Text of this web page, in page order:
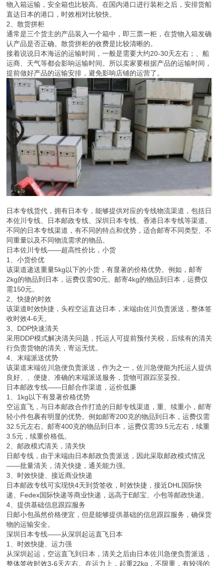
物入箱运输，安全箱也比较高。在国内港口进行装柜之后，安排货船
直达日本的港口，时效相对比较快。
2、散货拼柜
通常是三个货主的产品装入一个箱中，即三票一柜，在货物入箱发确
认产品是否正确。散货拼柜的收费是比较清晰的。
接着说说日本海运的运输时间，一般是需要大约20-30天左右；、船
运商、天气等都会影响运输时间。所以卖家要根据产品的运输时间，
提前做好产品的运输安排，避免影响店铺的运营了。
日本专线货代，拥有日本专，能够提供对应的专线物流渠道，包括日
本佐川专线、日本邮政专线、深圳日本专线、香港日本专线等渠道。
不同的日本专线渠道，有不同的特点和优势，适合邮寄不同类型、不
同重量以及不同物流需求的物品。
日本佐川专线——超高性价比，小货
1、小货价优
该渠道递送重量5kg以下的小货，有显著的价格优势。例如，邮寄
2kg的物品到日本，运费仅需90元。邮寄4kg的物品到日本，运费仅
需150元。
2、快捷的时效
该渠道时效快捷，头程空运直达日本，末端由佐川负责派送，整体签
收时效4-6天。
3、DDP快速清关
采用DDP模式解决清关问题，托运人可提前预付关税，后续有的清关
行负责货物的清关，寄运无忧。
4、末端派送优势
该渠道末端佐川急便负责派送，作为之一，佐川急便能为托运人提供
良好、、便捷、准确的末端派送服务，货物可跟踪至妥投。
日本邮政专线——日邮合作渠道，运价低廉
1、1kg以下有显著价格优势
空运直飞，与日本邮政合作打造的日邮专线渠道，重、续重小，邮寄
轻小件包裹有明显的优势。例如邮寄200克的物品到日本，运费仅需
32.5元左右。邮寄400克的物品到日本，运费仅需39.5元左右，续重
3.5元，续重价格低。
2、邮政模式清关，清关快
日邮专线，由于末端由日本邮政负责派送，因此采取邮政模式情况
——批量清关，清关快捷，通关能力强。
3、时效快捷、接近商业快递
日本邮政专线可实现快4天到货签收，时效快捷，接近DHL国际快
递、Fedex国际快递等商业快递，远高于E邮宝、小包等邮政快递。
4、提供基础信息跟踪服务
日邮小包虽然价格便宜，但是能够提供基础的信息跟踪服务，确保货
物的运输安全。
深圳日本专线——从深圳起运直飞日本
1、时效快捷、运力强
从深圳起运，空运直飞到日本，清关之后由日本佐川急便负责派送，
整体签收时效3-6天左右。在运力上，起重22kg，不限重，有较强的